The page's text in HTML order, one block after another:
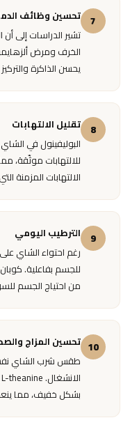
7 تحسين وظائف
تشير الدراسات إلى
يحسن الذاكرة
8
تقليل الالتهابات
البوليفينول في
للالتهابات موثّقة،
الالتهابات المزمنة
9
الترطيب اليومي
رغم احتواء الشاي
للجسم بفاعلية.
من احتياج الجسم
10 تحسين المزاج
طقس شرب الشاي
بشكل خفيف، مما